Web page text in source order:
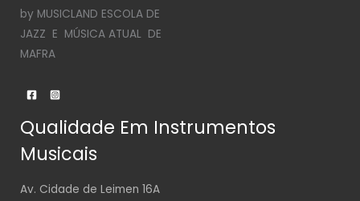
by MUSICLAND ESCOLA DE
JAZZ E MÚSICA ATUAL DE
MAFRA
Qualidade Em Instrumentos
Musicais
Av. Cidade de Leimen 16A